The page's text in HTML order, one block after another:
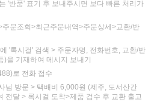
'반품' 표기 후 보내주시면 보다 빠른 처리가
문조회>최근주문내역>주문상세>교환/반
'록시걸' 검색 > 주문자명, 전화번호, 교환/반
을 기재하여 메시지 보내기
로 전화 접수
님 방문 > 택배비 6,000원 (제주, 도서산간
전달 > 록시걸 도착>제품 검수 후 교환 출고